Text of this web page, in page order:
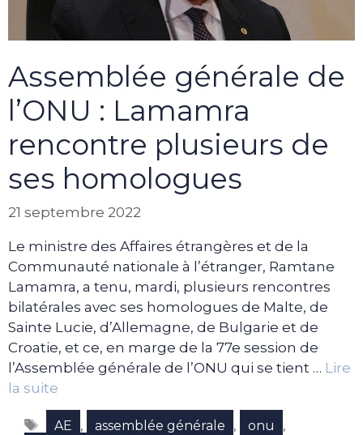
Assemblée générale de
l’ONU : Lamamra
rencontre plusieurs de
ses homologues
21 septembre 2022
Le ministre des Affaires étrangères et de la
Communauté nationale à l’étranger, Ramtane
Lamamra, a tenu, mardi, plusieurs rencontres
bilatérales avec ses homologues de Malte, de
Sainte Lucie, d’Allemagne, de Bulgarie et de
Croatie, et ce, en marge de la 77e session de
l’Assemblée générale de l’ONU qui se tient … Lire
la suite
Étiquettes
AE , assemblée générale , onu ,